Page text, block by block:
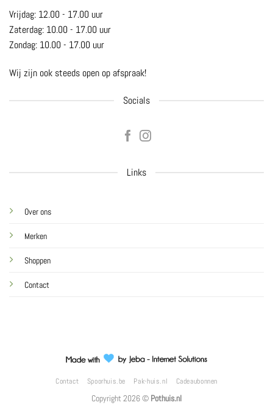
Links
Over ons
Merken
Shoppen
Contact
Vrijdag: 12.00 - 17.00 uur
Zaterdag: 10.00 - 17.00 uur
Zondag: 10.00 - 17.00 uur
Wij zijn ook steeds open op afspraak!
Socials
Contact Spoorhuis.be Pak-huis.nl Cadeaubonnen
Copyright 2026 © Pothuis.nl